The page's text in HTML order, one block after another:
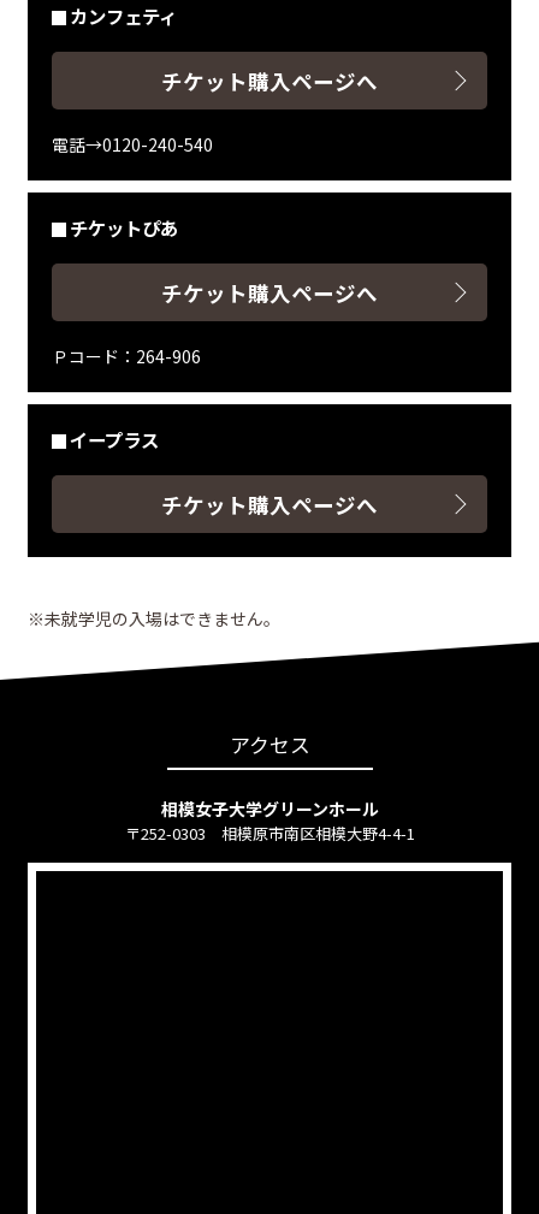
カンフェティ
チケット購入ページへ
電話→0120-240-540
チケットぴあ
チケット購入ページへ
Ｐコード：264-906
イープラス
チケット購入ページへ
※未就学児の入場はできません｡
アクセス
相模女子大学グリーンホール
〒252-0303 相模原市南区相模大野4-4-1